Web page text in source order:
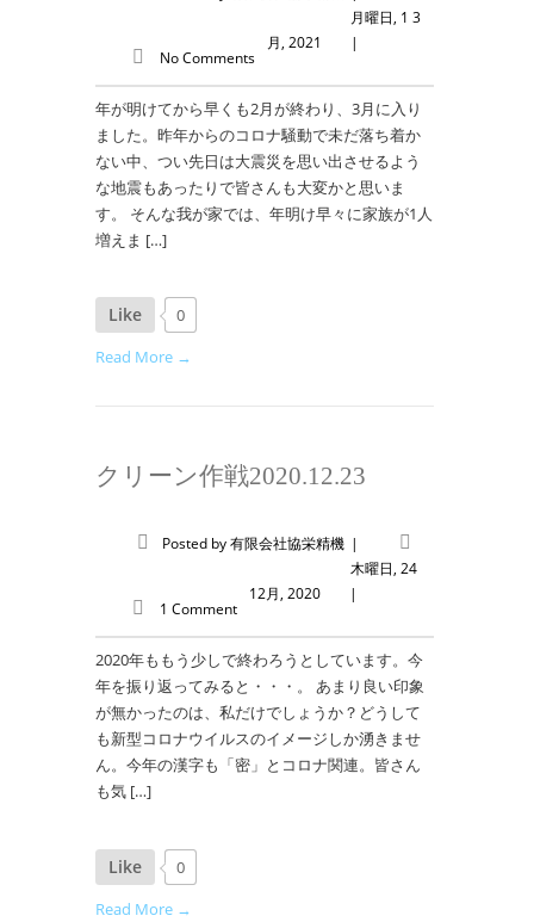
月曜日, 1 3
月, 2021
|
No Comments
年が明けてから早くも2月が終わり、3月に入り
ました。昨年からのコロナ騒動で未だ落ち着か
ない中、つい先日は大震災を思い出させるよう
な地震もあったりで皆さんも大変かと思いま
す。 そんな我が家では、年明け早々に家族が1人
増えま […]
Like
0
Read More →
クリーン作戦2020.12.23
Posted by有限会社協栄精機 |
木曜日, 24
12月, 2020
|
1 Comment
2020年ももう少しで終わろうとしています。今
年を振り返ってみると・・・。 あまり良い印象
が無かったのは、私だけでしょうか？どうして
も新型コロナウイルスのイメージしか湧きませ
ん。今年の漢字も「密」とコロナ関連。皆さん
も気 […]
Like
0
Read More →